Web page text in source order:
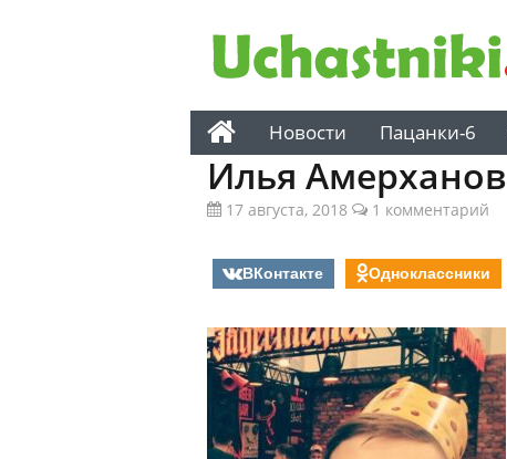
Новости Пацанки-6
Илья Амерханов
17 августа, 2018 1 комментарий
ВКонтакте Одноклассники